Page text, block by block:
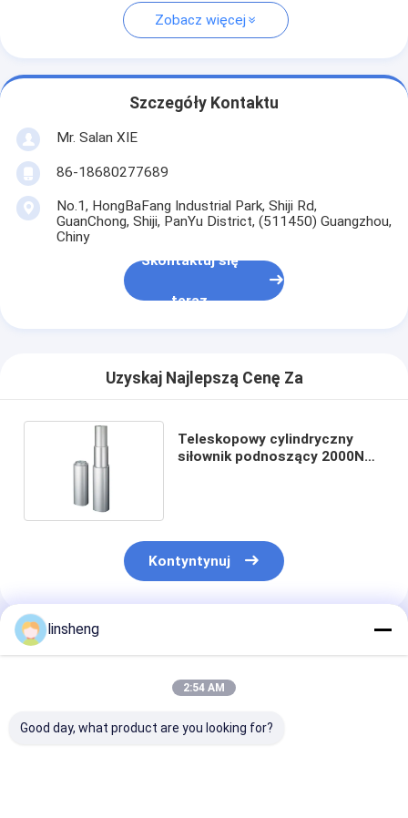
Zobacz więcej
Szczegóły Kontaktu
Mr. Salan XIE
86-18680277689
No.1, HongBaFang Industrial Park, Shiji Rd,
GuanChong, Shiji, PanYu District, (511450) Guangzhou,
Chiny
Skontaktuj się
teraz
Uzyskaj Najlepszą Cenę Za
Teleskopowy cylindryczny
siłownik podnoszący 2000N
Kontyntynuj
Polecane Produkty
linsheng
2:54 AM
Good day, what product are you looking for?